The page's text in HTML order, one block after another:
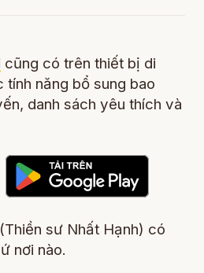
cũng có trên thiết bị di
năng bổ sung bao
danh sách yêu thích và
sư Nhất Hạnh) có
nơi nào.